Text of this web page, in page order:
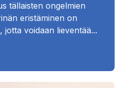
tällaisten ongelmien
eristäminen on
jotta voidaan lieventää...